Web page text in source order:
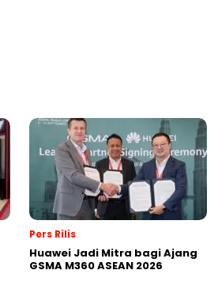
Pers Rilis
Huawei Jadi Mitra bagi Ajang
GSMA M360 ASEAN 2026